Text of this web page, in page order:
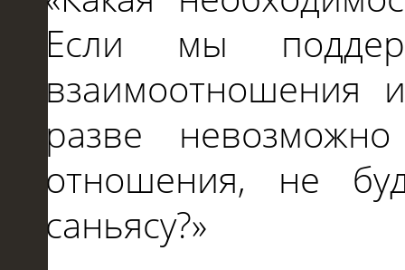
Если мы
взаимоотношения
разве
отношения, не
саньясу?»